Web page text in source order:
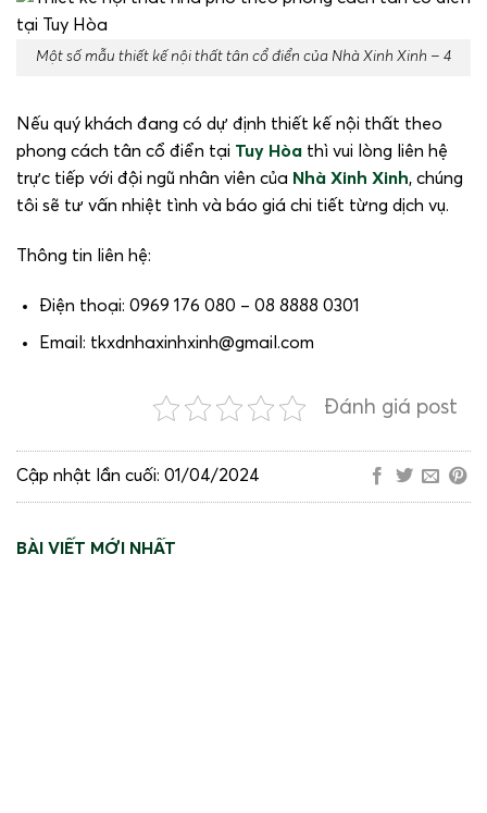
Một số mẫu thiết kế nội thất tân cổ điển của Nhà Xinh Xinh – 4
Nếu quý khách đang có dự định thiết kế nội thất theo
phong cách tân cổ điển tại Tuy Hòa thì vui lòng liên hệ
trực tiếp với đội ngũ nhân viên của Nhà Xinh Xinh, chúng
tôi sẽ tư vấn nhiệt tình và báo giá chi tiết từng dịch vụ.
Thông tin liên hệ:
Điện thoại: 0969 176 080 – 08 8888 0301
Email: tkxdnhaxinhxinh@gmail.com
Đánh giá post
Cập nhật lần cuối: 01/04/2024
BÀI VIẾT MỚI NHẤT